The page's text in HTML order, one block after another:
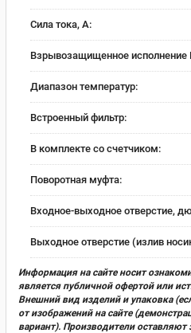
Сила тока, А:
Взрывозащищенное исполнение
Диапазон температур:
Встроенный фильтр:
В комплекте со счетчиком:
Поворотная муфта:
Входное-выходное отверстие,
Выходное отверстие (излив
Информация на сайте носит
является публичной офертой или
Внешний вид изделий и упаковка
от изображений на сайте
вариант). Производители оставляют